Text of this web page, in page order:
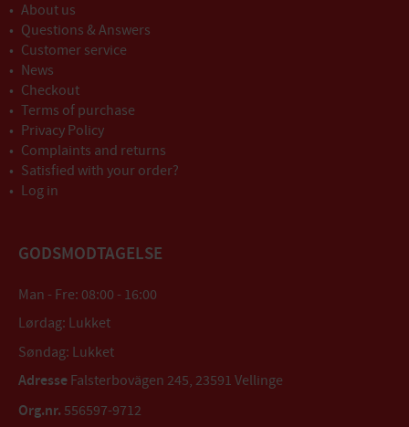
About us
Questions & Answers
Customer service
News
Checkout
Terms of purchase
Privacy Policy
Complaints and returns
Satisfied with your order?
Log in
GODSMODTAGELSE
Man - Fre: 08:00 - 16:00
Lørdag: Lukket
Søndag: Lukket
Adresse Falsterbovägen 245, 23591 Vellinge
Org.nr. 556597-9712